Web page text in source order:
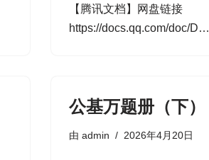
【腾讯文档】网盘链接
https://docs.qq.com/doc/D…
公基万题册（下）
由 admin 2026年4月20日